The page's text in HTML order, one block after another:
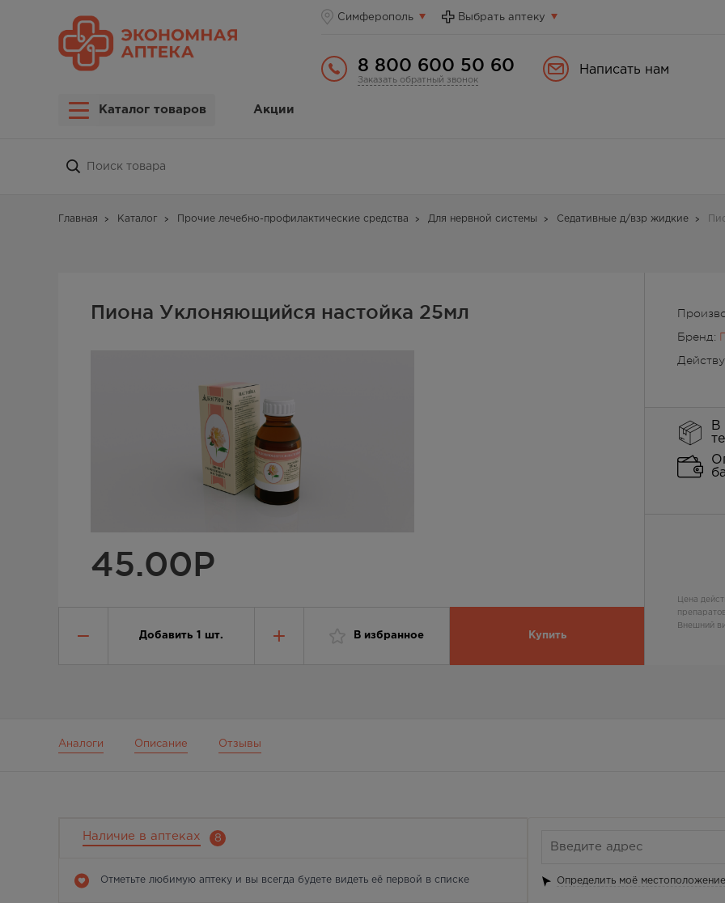
Симферополь Выбрать аптеку
8 800 600 50 60
Заказать обратный звонок
Написать нам
Каталог товаров Акции
Главная Каталог Прочие лечебно-профилактические средства Для нервной системы Седативные д/взр жидкие
Пиона Уклоняющийся настойка 25мл
45.00Р
Добавить 1 шт. В избранное Купить
Бренд:
В
Цена
Внешний
Аналоги Описание Отзывы
Наличие в аптеках 8
Отметьте любимую аптеку и вы всегда будете видеть её первой в списке Определить моё местоположение